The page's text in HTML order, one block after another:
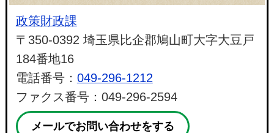
政策財政課
〒350-0392 埼玉県比企郡鳩山町大字大豆戸
184番地16
電話番号： 049-296-1212
ファクス番号：049-296-2594
メールでお問い合わせをする